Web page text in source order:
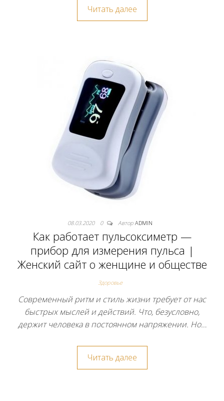
Читать далее
08.03.2020 0 Автор ADMIN
Как работает пульсоксиметр —
прибор для измерения пульса |
Женский сайт о женщине и обществе
Здоровье
Современный ритм и стиль жизни требует от нас
быстрых мыслей и действий. Что, безусловно,
держит человека в постоянном напряжении. Но…
Читать далее